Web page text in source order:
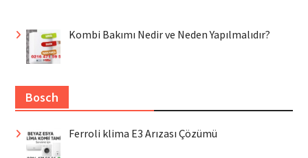
Kombi Bakımı Nedir ve Neden Yapılmalıdır?
Bosch
Ferroli klima E3 Arızası Çözümü